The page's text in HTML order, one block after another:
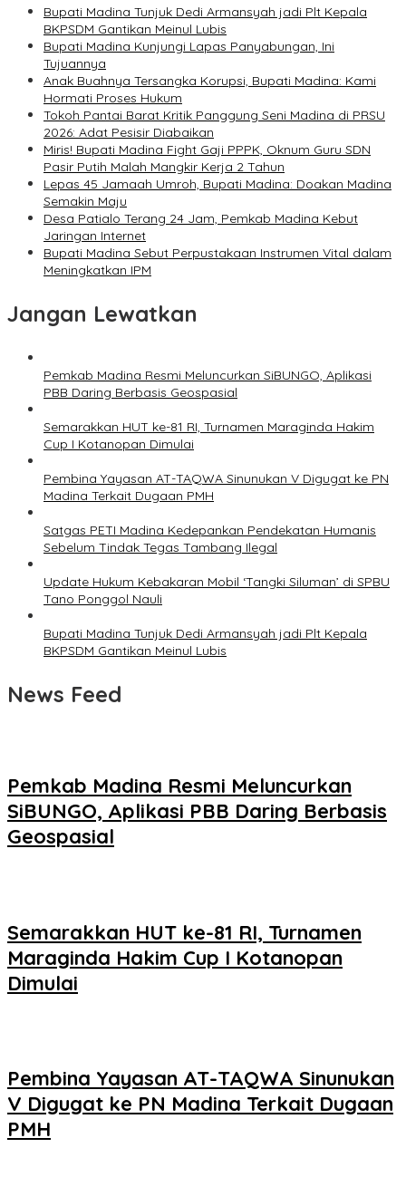
Bupati Madina Tunjuk Dedi Armansyah jadi Plt Kepala
BKPSDM Gantikan Meinul Lubis
Bupati Madina Kunjungi Lapas Panyabungan, Ini
Tujuannya
Anak Buahnya Tersangka Korupsi, Bupati Madina: Kami
Hormati Proses Hukum
Tokoh Pantai Barat Kritik Panggung Seni Madina di PRSU
2026: Adat Pesisir Diabaikan
Miris! Bupati Madina Fight Gaji PPPK, Oknum Guru SDN
Pasir Putih Malah Mangkir Kerja 2 Tahun
Lepas 45 Jamaah Umroh, Bupati Madina: Doakan Madina
Semakin Maju
Desa Patialo Terang 24 Jam, Pemkab Madina Kebut
Jaringan Internet
Bupati Madina Sebut Perpustakaan Instrumen Vital dalam
Meningkatkan IPM
Jangan Lewatkan
Pemkab Madina Resmi Meluncurkan SiBUNGO, Aplikasi
PBB Daring Berbasis Geospasial
Semarakkan HUT ke-81 RI, Turnamen Maraginda Hakim
Cup I Kotanopan Dimulai
Pembina Yayasan AT-TAQWA Sinunukan V Digugat ke PN
Madina Terkait Dugaan PMH
Satgas PETI Madina Kedepankan Pendekatan Humanis
Sebelum Tindak Tegas Tambang Ilegal
Update Hukum Kebakaran Mobil ‘Tangki Siluman’ di SPBU
Tano Ponggol Nauli
Bupati Madina Tunjuk Dedi Armansyah jadi Plt Kepala
BKPSDM Gantikan Meinul Lubis
News Feed
Pemkab Madina Resmi Meluncurkan
SiBUNGO, Aplikasi PBB Daring Berbasis
Geospasial
Semarakkan HUT ke-81 RI, Turnamen
Maraginda Hakim Cup I Kotanopan
Dimulai
Pembina Yayasan AT-TAQWA Sinunukan
V Digugat ke PN Madina Terkait Dugaan
PMH